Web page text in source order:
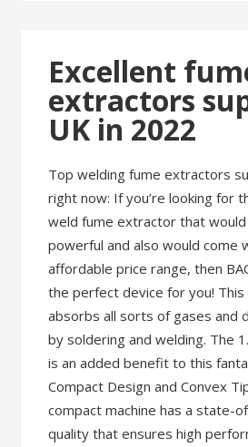
Excellent
extractors
UK in 2022
Top welding fume extractors
right now: If you’re looking for
weld fume extractor that
powerful and also would come
affordable price range, then
the perfect device for you!
absorbs all sorts of gases and
by soldering and welding. The
is an added benefit to this
Compact Design and Convex
compact machine has a state-
quality that ensures high